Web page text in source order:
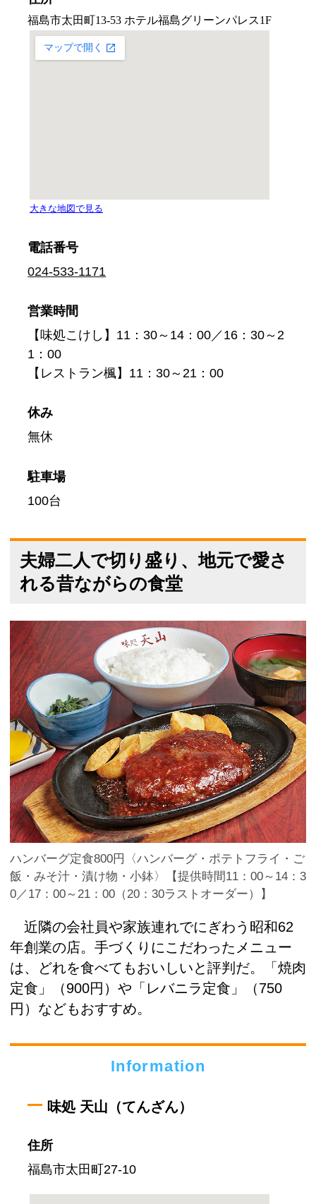
電話番号
024-533-1171
営業時間
【味処こけし】11：30～14：00／16：30～2
1：00
【レストラン楓】11：30～21：00
休み
無休
駐車場
100台
夫婦二人で切り盛り、地元で愛さ
れる昔ながらの食堂
ハンバーグ定食800円〈ハンバーグ・ポテトフライ・ご
飯・みそ汁・漬け物・小鉢〉【提供時間11：00～14：3
0／17：00～21：00（20：30ラストオーダー）】
近隣の会社員や家族連れでにぎわう昭和62
年創業の店。手づくりにこだわったメニュー
は、どれを食べてもおいしいと評判だ。「焼肉
定食」（900円）や「レバニラ定食」（750
円）などもおすすめ。
Information
味処 天山（てんざん）
住所
福島市太田町27-10